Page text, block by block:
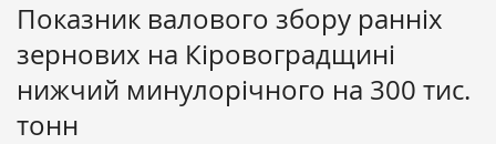
Показник валового збору ранніх
зернових на Кіровоградщині
нижчий минулорічного на 300 тис.
тонн